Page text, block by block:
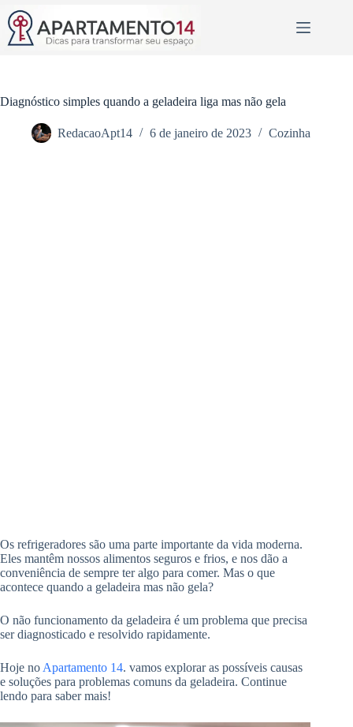
para
conteúdo
Diagnóstico simples quando a geladeira liga mas não gela
RedacaoApt14 6 de janeiro de 2023 Cozinha
Os refrigeradores são uma parte importante da vida moderna.
Eles mantêm nossos alimentos seguros e frios, e nos dão a
conveniência de sempre ter algo para comer. Mas o que
acontece quando a geladeira mas não gela?
O não funcionamento da geladeira é um problema que precisa
ser diagnosticado e resolvido rapidamente.
Hoje no Apartamento 14. vamos explorar as possíveis causas
e soluções para problemas comuns da geladeira. Continue
lendo para saber mais!